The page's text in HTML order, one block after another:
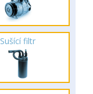
Sušící filtr